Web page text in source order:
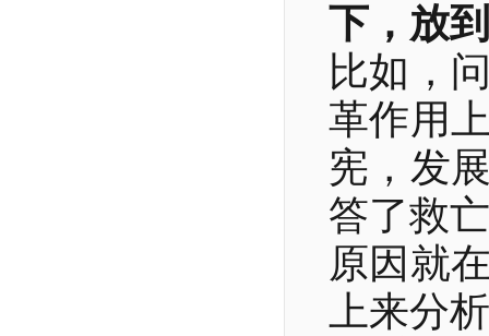
下，放
比如，
革作用
宪，发
答了救
原因就
上来分